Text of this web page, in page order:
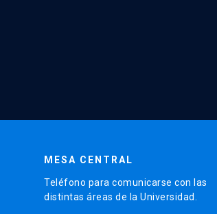
MESA CENTRAL
Teléfono para comunicarse con las
distintas áreas de la Universidad.